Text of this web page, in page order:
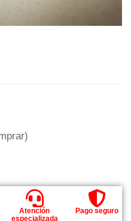
Atención
especializada
Pago seguro